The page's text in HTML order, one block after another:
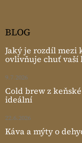
BLOG
Jaký je rozdíl mezi
ovlivňuje chuť vaší
9.7.2026
Cold brew z
ideální
22.6.2026
Káva a mýty o